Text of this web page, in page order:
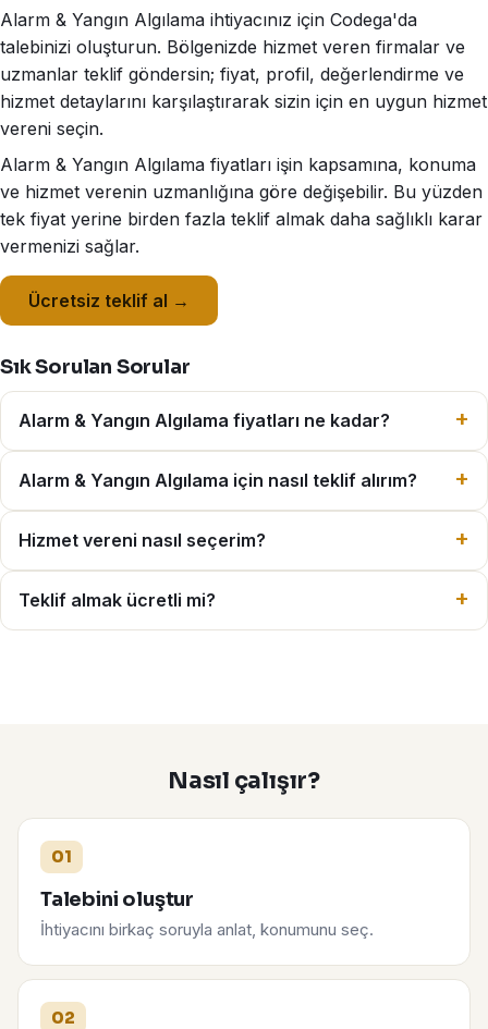
Alarm & Yangın Algılama ihtiyacınız için Codega'da
talebinizi oluşturun. Bölgenizde hizmet veren firmalar ve
uzmanlar teklif göndersin; fiyat, profil, değerlendirme ve
hizmet detaylarını karşılaştırarak sizin için en uygun hizmet
vereni seçin.
Alarm & Yangın Algılama fiyatları işin kapsamına, konuma
ve hizmet verenin uzmanlığına göre değişebilir. Bu yüzden
tek fiyat yerine birden fazla teklif almak daha sağlıklı karar
vermenizi sağlar.
Ücretsiz teklif al →
Sık Sorulan Sorular
Alarm & Yangın Algılama fiyatları ne kadar?
Alarm & Yangın Algılama için nasıl teklif alırım?
Hizmet vereni nasıl seçerim?
Teklif almak ücretli mi?
Nasıl çalışır?
01
Talebini oluştur
İhtiyacını birkaç soruyla anlat, konumunu seç.
02